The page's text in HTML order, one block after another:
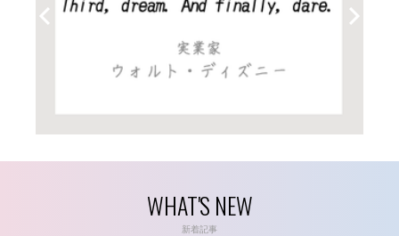
WHAT'S NEW
新着記事